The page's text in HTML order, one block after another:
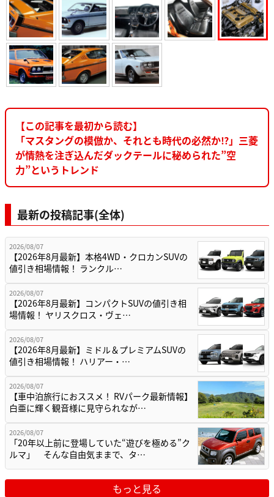
【この記事を最初から読む】
「マスタングの模倣か、それとも時代の必然か⁉︎」三菱
が情熱を注ぎ込んだダックテールに秘められた”空
力”というトレンド
最新の投稿記事(全体)
2026/08/07
【2026年8月最新】本格4WD・クロカンSUVの
値引き相場情報！ ランクル…
2026/08/07
【2026年8月最新】コンパクトSUVの値引き相
場情報！ ヤリスクロス・ヴェ…
2026/08/07
【2026年8月最新】ミドル＆プレミアムSUVの
値引き相場情報！ ハリアー・…
2026/08/07
【車中泊旅行におススメ！ RVパーク最新情報】
白亜に輝く観音様に見守られなが…
2026/08/07
「20年以上前に登場していた“遊びを極める”ク
ルマ」 そんな自由気ままで、タ…
もっと見る